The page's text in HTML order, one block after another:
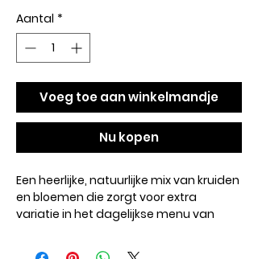
Aantal *
Voeg toe aan winkelmandje
Nu kopen
Een heerlijke, natuurlijke mix van kruiden
en bloemen die zorgt voor extra
variatie in het dagelijkse menu van
natuurlijke foerageergedrag en is een